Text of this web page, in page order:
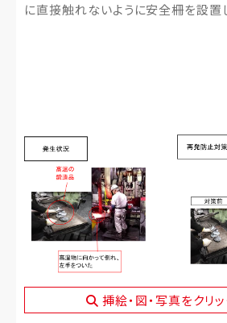
に直接触れないように安全柵を設置
挿絵・図・写真をクリ